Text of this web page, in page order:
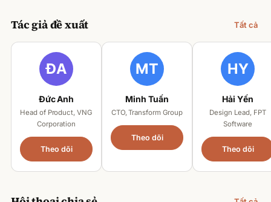
Tác giả đề xuất Tất cả
Đức Anh
Head of Product, VNG
Corporation
Theo dõi
Minh Tuấn
CTO, Transform Group
Theo dõi
Hải Yến
Design Lead, FPT
Software
Theo dõi